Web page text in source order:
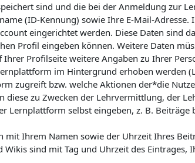
sind und die bei der Anmeldung
(ID-Kennung) sowie Ihre E-Mail-
eingerichtet werden. Diese Daten
Profil eingeben können. Weitere Daten
Profilseite weitere Angaben zu Ihrer
im Hintergrund erhoben
zugreift bzw. welche Aktionen der*die
diese zu Zwecken der Lehrvermittlung, der
Lernplattform selbst eingeben, z. B.
mit Ihrem Namen sowie der Uhrzeit Ihres
Wikis sind mit Tag und Uhrzeit des